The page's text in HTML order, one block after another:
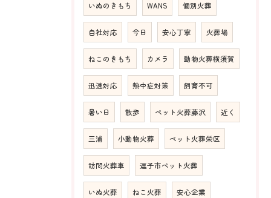
いぬのきもち WANS 個別火葬
自社対応 今日 安心丁寧 火葬場
ねこのきもち カメラ 動物火葬横須賀
迅速対応 熱中症対策 飼育不可
暑い日 散歩 ペット火葬藤沢 近く
三浦 小動物火葬 ペット火葬栄区
訪問火葬車 逗子市ペット火葬
いぬ火葬 ねこ火葬 安心企業